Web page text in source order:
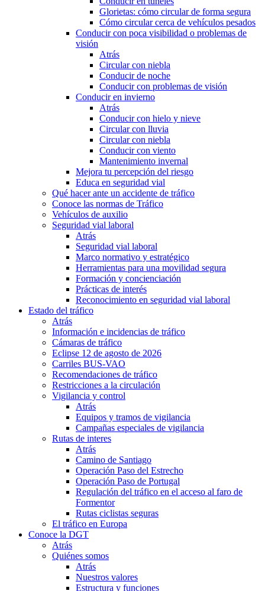
Glorietas: cómo circular de forma segura
Cómo circular cerca de vehículos pesados
Conducir con poca visibilidad o problemas de
visión
Atrás
Circular con niebla
Conducir de noche
Conducir con problemas de visión
Conducir en invierno
Atrás
Conducir con hielo y nieve
Circular con lluvia
Circular con niebla
Conducir con viento
Mantenimiento invernal
Mejora tu percepción del riesgo
Educa en seguridad vial
Qué hacer ante un accidente de tráfico
Conoce las normas de Tráfico
Vehículos de auxilio
Seguridad vial laboral
Atrás
Seguridad vial laboral
Marco normativo y estratégico
Herramientas para una movilidad segura
Formación y concienciación
Prácticas de interés
Reconocimiento en seguridad vial laboral
Estado del tráfico
Atrás
Información e incidencias de tráfico
Cámaras de tráfico
Eclipse 12 de agosto de 2026
Carriles BUS-VAO
Recomendaciones de tráfico
Restricciones a la circulación
Vigilancia y control
Atrás
Equipos y tramos de vigilancia
Campañas especiales de vigilancia
Rutas de interes
Atrás
Camino de Santiago
Operación Paso del Estrecho
Operación Paso de Portugal
Regulación del tráfico en el acceso al faro de
Formentor
Rutas ciclistas seguras
El tráfico en Europa
Conoce la DGT
Atrás
Quiénes somos
Atrás
Nuestros valores
Estructura y funciones